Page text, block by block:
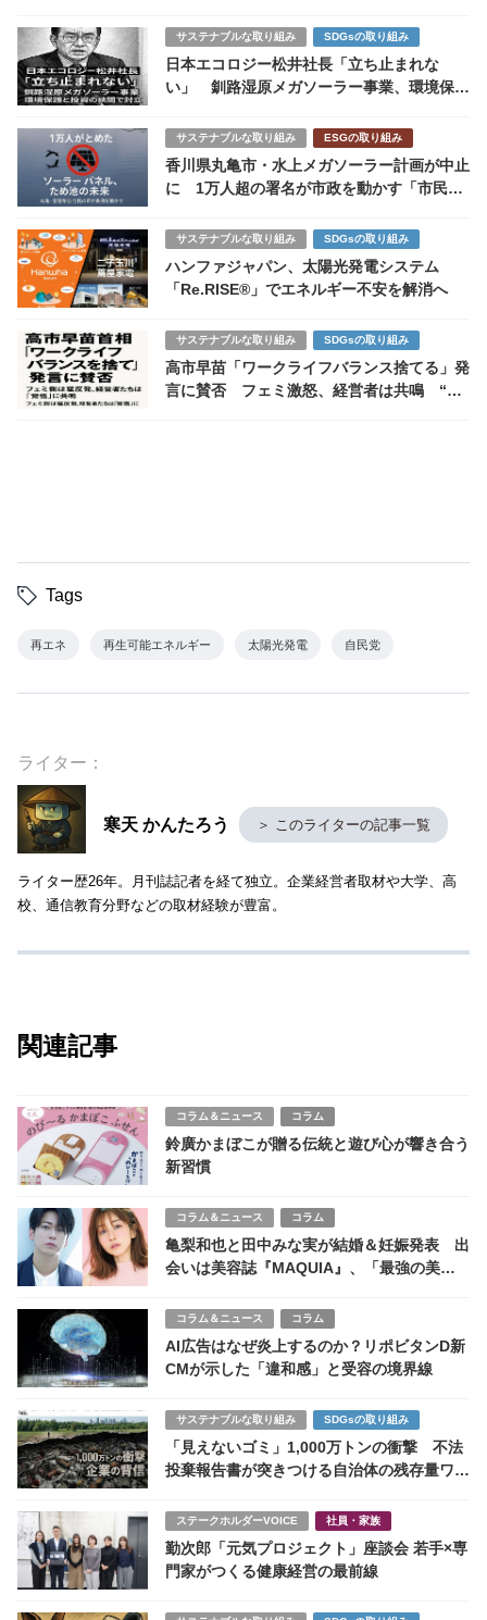
サステナブルな取り組み SDGsの取り組み
日本エコロジー松井社長「立ち止まれな
い」 釧路湿原メガソーラー事業、環境保護
サステナブルな取り組み ESGの取り組み
香川県丸亀市・水上メガソーラー計画が中止
に 1万人超の署名が市政を動かす「市民の
サステナブルな取り組み SDGsの取り組み
ハンファジャパン、太陽光発電システム
「Re.RISE®」でエネルギー不安を解消へ
サステナブルな取り組み SDGsの取り組み
高市早苗「ワークライフバランス捨てる」発
言に賛否 フェミ激怒、経営者は共鳴 “働
Tags
再エネ 再生可能エネルギー 太陽光発電 自民党
ライター：
寒天 かんたろう ＞ このライターの記事一覧
ライター歴26年。月刊誌記者を経て独立。企業経営者取材や大学、高
校、通信教育分野などの取材経験が豊富。
関連記事
コラム＆ニュース コラム
鈴廣かまぼこが贈る伝統と遊び心が響き合う
新習慣
コラム＆ニュース コラム
亀梨和也と田中みな実が結婚＆妊娠発表 出
会いは美容誌『MAQUIA』、「最強の美容
コラム＆ニュース コラム
AI広告はなぜ炎上するのか？リポビタンD新
CMが示した「違和感」と受容の境界線
サステナブルな取り組み SDGsの取り組み
「見えないゴミ」1,000万トンの衝撃 不法
投棄報告書が突きつける自治体の残存量ワー
ステークホルダーVOICE 社員・家族
勤次郎「元気プロジェクト」座談会 若手×専
門家がつくる健康経営の最前線